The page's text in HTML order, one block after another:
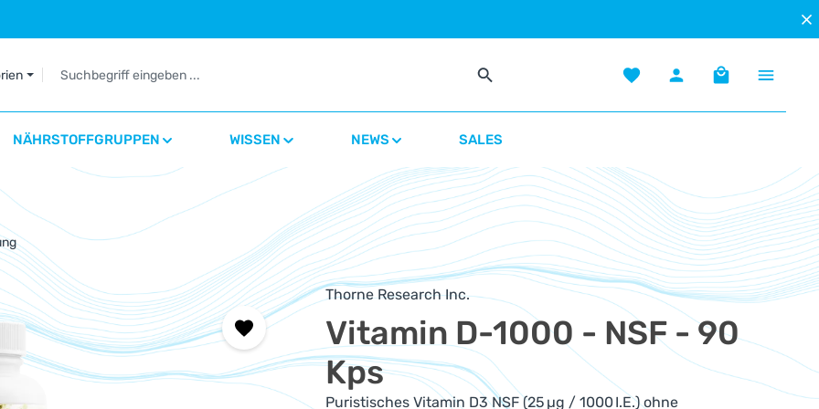
Du hast 0 Produkte auf dem
Warenkorb
NÄHRSTOFFGRUPPEN WISSEN NEWS SALES
Thorne Research Inc.
Vitamin D-1000 - NSF - 90
Kps
Puristisches Vitamin D3 NSF (25 µg / 1000 I.E.) ohne